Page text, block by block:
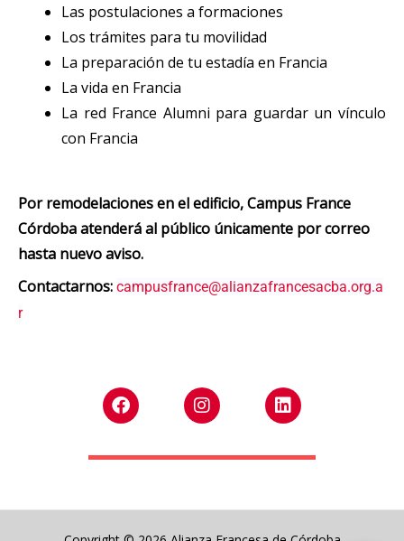
Las postulaciones a formaciones
Los trámites para tu movilidad
La preparación de tu estadía en Francia
La vida en Francia
La red France Alumni para guardar un vínculo
con Francia
Por remodelaciones en el edificio, Campus France
Córdoba atenderá al público únicamente por correo
hasta nuevo aviso.
Contactarnos: campusfrance@alianzafrancesacba.org.a
r
F
a
c
e
b
o
I
n
s
t
a
r
L
i
n
k
e
i